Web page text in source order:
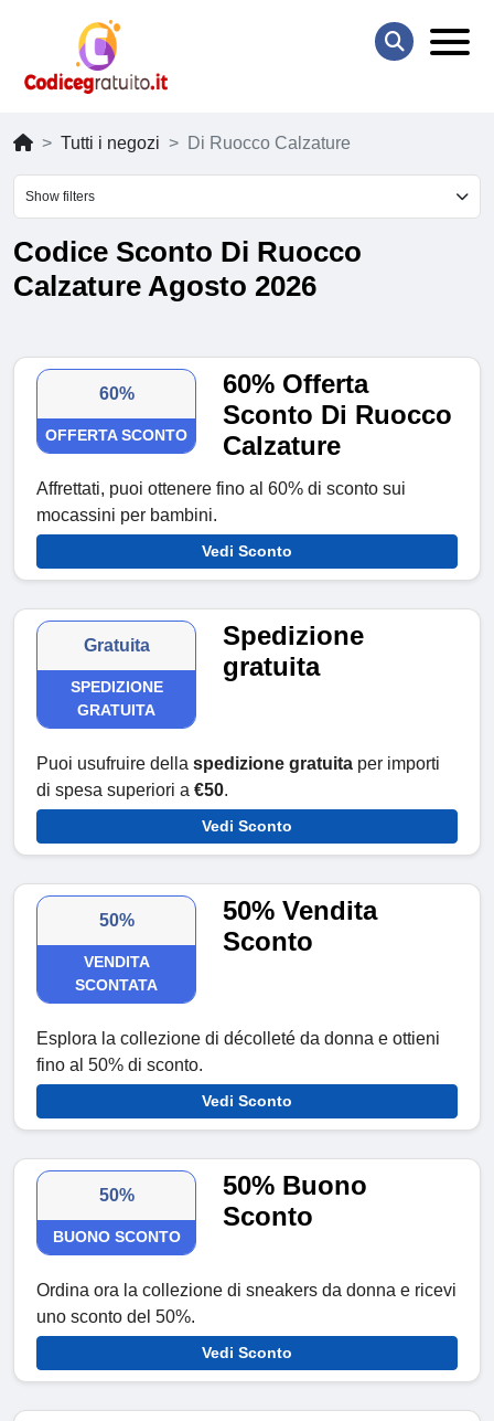
Tutti i negozi Di Ruocco Calzature
Show filters
Codice Sconto Di Ruocco
Calzature Agosto 2026
60%
OFFERTA SCONTO
60% Offerta
Sconto Di Ruocco
Calzature
Affrettati, puoi ottenere fino al 60% di sconto sui
mocassini per bambini.
Vedi Sconto
Gratuita
SPEDIZIONE
GRATUITA
Spedizione
gratuita
Puoi usufruire della spedizione gratuita per importi
di spesa superiori a €50.
Vedi Sconto
50%
VENDITA
SCONTATA
50% Vendita
Sconto
Esplora la collezione di décolleté da donna e ottieni
fino al 50% di sconto.
Vedi Sconto
50%
BUONO SCONTO
50% Buono
Sconto
Ordina ora la collezione di sneakers da donna e ricevi
uno sconto del 50%.
Vedi Sconto